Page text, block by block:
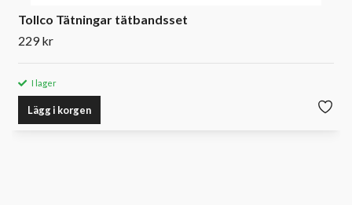
Tollco Tätningar tätbandsset
229 kr
I lager
Lägg i korgen